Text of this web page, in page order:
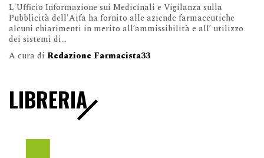
L'Ufficio Informazione sui Medicinali e Vigilanza sulla
Pubblicità dell'Aifa ha fornito alle aziende farmaceutiche
alcuni chiarimenti in merito all’ammissibilità e all’ utilizzo
dei sistemi di...
A cura di Redazione Farmacista33
LIBRERIA